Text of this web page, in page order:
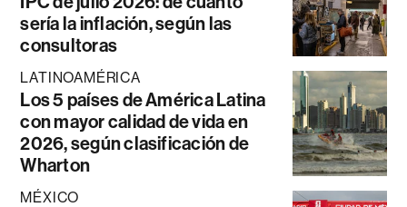
sería la inflación, según las
consultoras
LATINOAMÉRICA
Los 5 países de América Latina
con mayor calidad de vida en
2026, según clasificación de
Wharton
MÉXICO